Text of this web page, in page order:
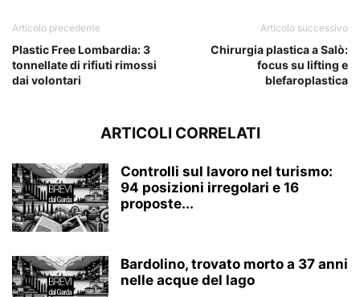
Articolo precedente
Plastic Free Lombardia: 3
tonnellate di rifiuti rimossi
dai volontari
Articolo successivo
Chirurgia plastica a Salò:
focus su lifting e
blefaroplastica
ARTICOLI CORRELATI
Controlli sul lavoro nel turismo:
94 posizioni irregolari e 16
proposte...
Bardolino, trovato morto a 37 anni
nelle acque del lago